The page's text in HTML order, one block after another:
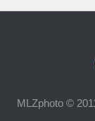
MLZphoto ©